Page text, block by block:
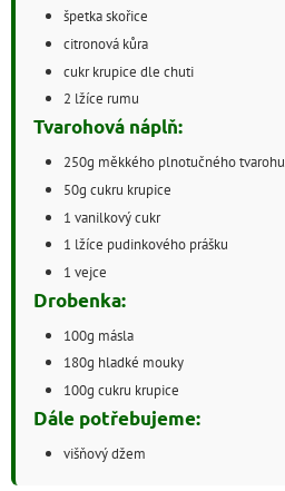
špetka skořice
citronová kůra
cukr krupice dle chuti
2 lžíce rumu
Tvarohová náplň:
250g měkkého plnotučného tvarohu
50g cukru krupice
1 vanilkový cukr
1 lžíce pudinkového prášku
1 vejce
Drobenka:
100g másla
180g hladké mouky
100g cukru krupice
Dále potřebujeme:
višňový džem